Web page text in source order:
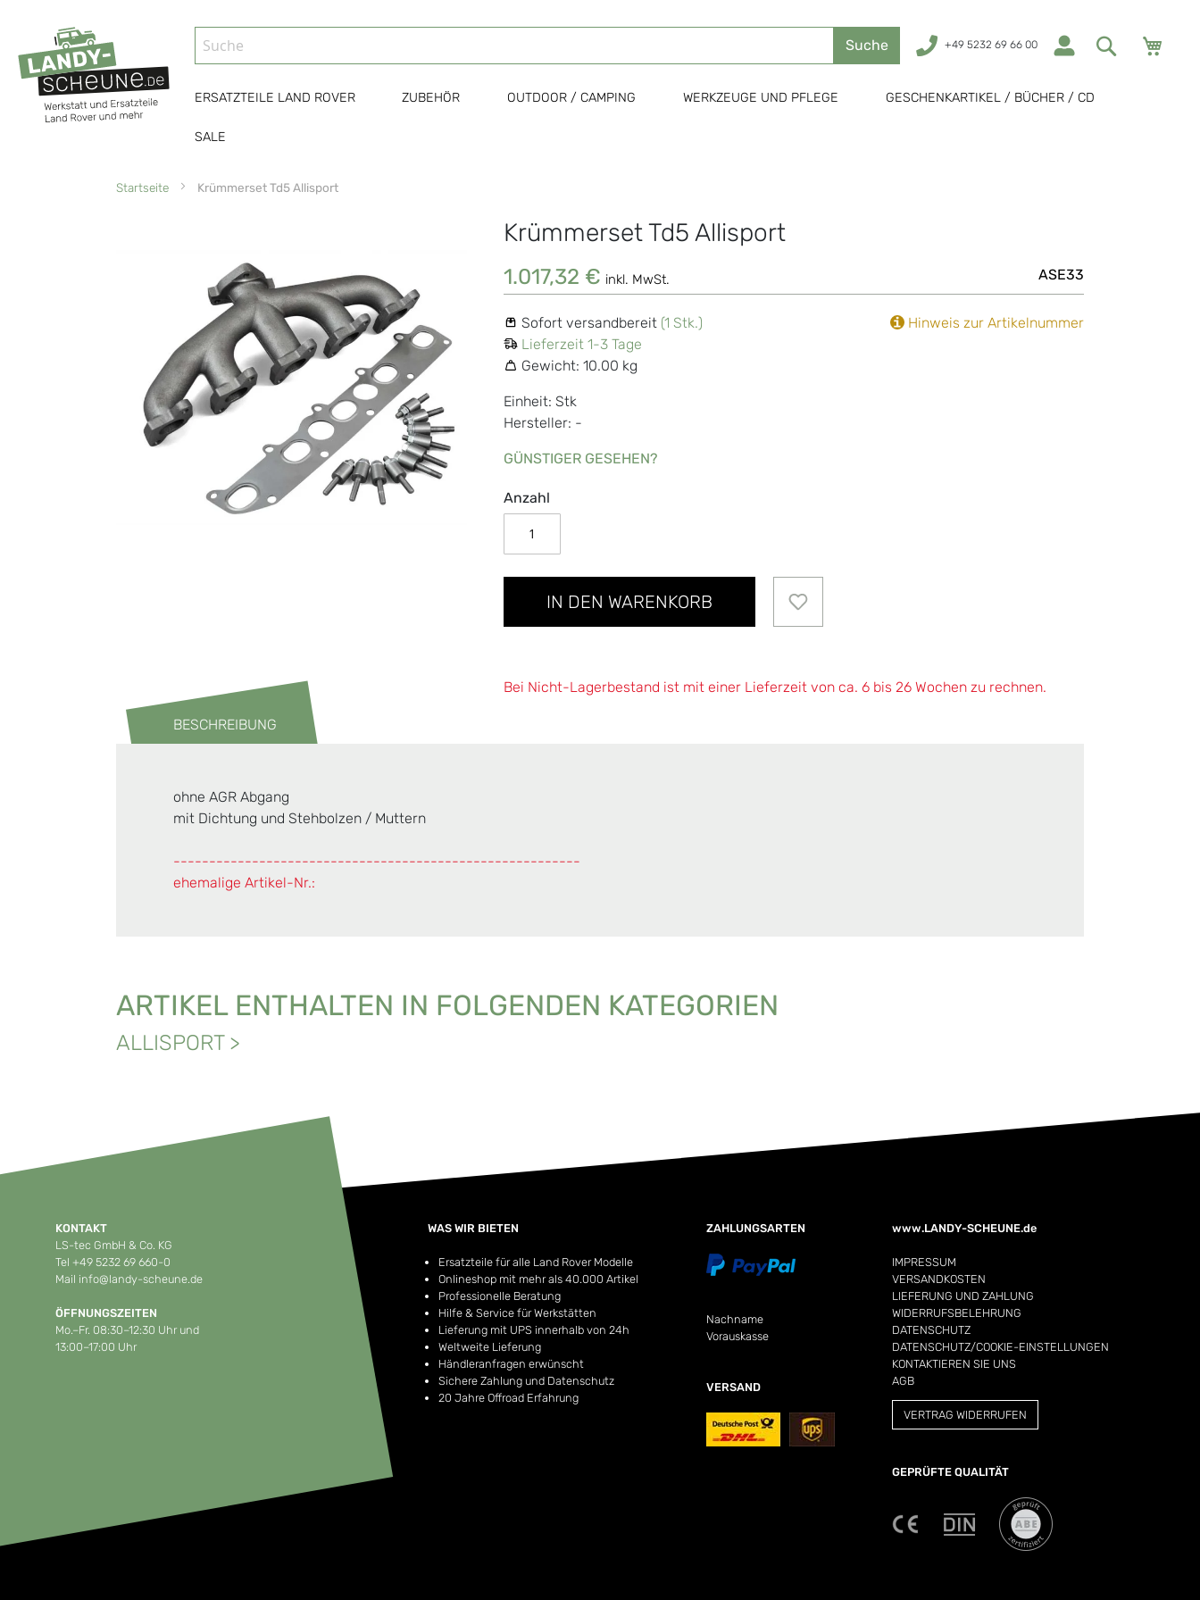
Suche +49 5232 69 66 00
ERSATZTEILE LAND ROVER ZUBEHÖR OUTDOOR / CAMPING WERKZEUGE UND PFLEGE GESCHENKARTIKEL / BÜCHER / CD
SALE
Startseite Krümmerset Td5 Allisport
Bildgalerie
Krümmerset Td5 Allisport
1.017,32 € inkl. MwSt. ASE33
Sofort versandbereit (1 Stk.)
Lieferzeit 1-3 Tage
Gewicht: 10.00 kg
Einheit: Stk
Hersteller: -
GÜNSTIGER GESEHEN?
Hinweis zur Artikelnummer
Anzahl
IN DEN WARENKORB
Bei Nicht-Lagerbestand ist mit einer Lieferzeit von ca. 6 bis 26 Wochen zu rechnen.
BESCHREIBUNG
ohne AGR Abgang
mit Dichtung und Stehbolzen / Muttern
---------------------------------------------------------
ehemalige Artikel-Nr.:
ARTIKEL ENTHALTEN IN FOLGENDEN KATEGORIEN
ALLISPORT >
KONTAKT
LS-tec GmbH & Co. KG
Tel +49 5232 69 660-0
Mail info@landy-scheune.de
ÖFFNUNGSZEITEN
Mo.–Fr. 08:30–12:30 Uhr und
13:00–17:00 Uhr
WAS WIR BIETEN
Ersatzteile für alle Land Rover Modelle
Onlineshop mit mehr als 40.000 Artikel
Professionelle Beratung
Hilfe & Service für Werkstätten
Lieferung mit UPS innerhalb von 24h
Weltweite Lieferung
Händleranfragen erwünscht
Sichere Zahlung und Datenschutz
20 Jahre Offroad Erfahrung
ZAHLUNGSARTEN
Nachname
Vorauskasse
VERSAND
www.LANDY-SCHEUNE.de
IMPRESSUM
VERSANDKOSTEN
LIEFERUNG UND ZAHLUNG
WIDERRUFSBELEHRUNG
DATENSCHUTZ
DATENSCHUTZ/COOKIE-EINSTELLUNGEN
KONTAKTIEREN SIE UNS
AGB
VERTRAG WIDERRUFEN
GEPRÜFTE QUALITÄT